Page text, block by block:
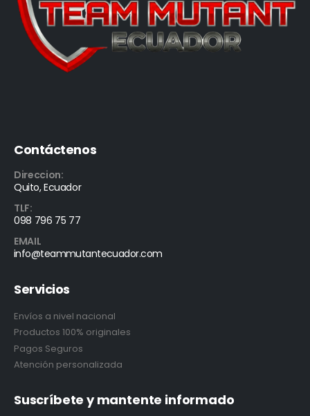
Contáctenos
Direccion:
Quito, Ecuador
TLF:
098 796 75 77
EMAIL
info@teammutantecuador.com
Servicios
Envíos a nivel nacional
Productos 100% originales
Pagos Seguros
Atención personalizada
Suscríbete y mantente informado